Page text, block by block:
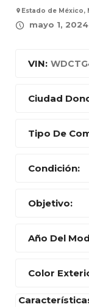
Estado de México,
mayo 1, 2024
VIN:
Ciudad
Tipo De
Condición:
Objetivo:
Año Del
Color